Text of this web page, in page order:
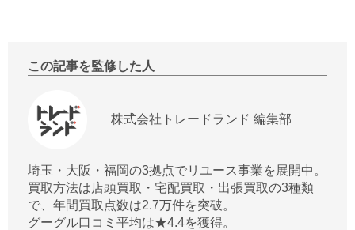
この記事を監修した人
株式会社トレードランド 編集部
埼玉・大阪・福岡の3拠点でリユース事業を展開中。
買取方法は店頭買取・宅配買取・出張買取の3種類
で、年間買取点数は2.7万件を突破。
グーグル口コミ平均は★4.4を獲得。